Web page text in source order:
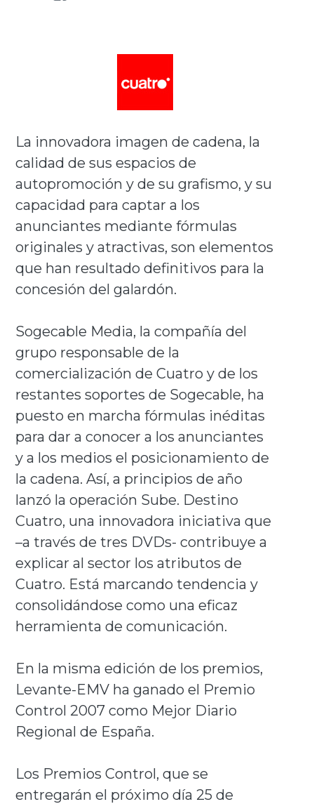
La innovadora imagen de cadena, la
calidad de sus espacios de
autopromoción y de su grafismo, y su
capacidad para captar a los
anunciantes mediante fórmulas
originales y atractivas, son elementos
que han resultado definitivos para la
concesión del galardón.
Sogecable Media, la compañía del
grupo responsable de la
comercialización de Cuatro y de los
restantes soportes de Sogecable, ha
puesto en marcha fórmulas inéditas
para dar a conocer a los anunciantes
y a los medios el posicionamiento de
la cadena. Así, a principios de año
lanzó la operación Sube. Destino
Cuatro, una innovadora iniciativa que
–a través de tres DVDs- contribuye a
explicar al sector los atributos de
Cuatro. Está marcando tendencia y
consolidándose como una eficaz
herramienta de comunicación.
En la misma edición de los premios,
Levante-EMV ha ganado el Premio
Control 2007 como Mejor Diario
Regional de España.
Los Premios Control, que se
entregarán el próximo día 25 de